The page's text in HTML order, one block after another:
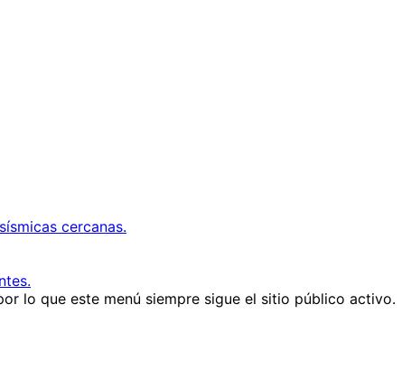
cercanas.
lo que este menú siempre sigue el sitio público activo.